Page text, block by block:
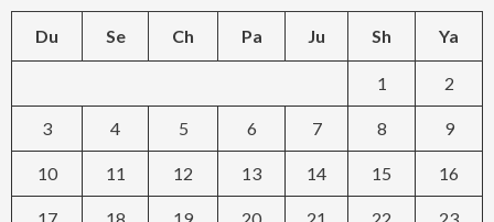
Du Se Ch Pa Ju Sh Ya
1 2
3 4 5 6 7 8 9
10 11 12 13 14 15 16